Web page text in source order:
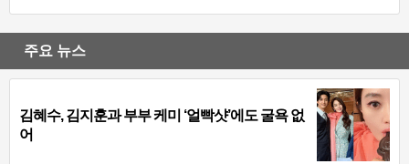
주요 뉴스
김혜수, 김지훈과 부부 케미 ‘얼빡샷’에도 굴욕 없
어